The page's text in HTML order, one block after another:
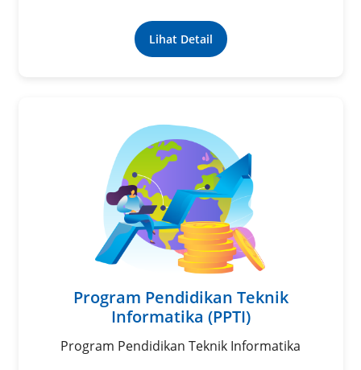
Lihat Detail
Program Pendidikan Teknik
Informatika (PPTI)
Program Pendidikan Teknik Informatika